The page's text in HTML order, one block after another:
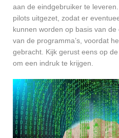
aan de eindgebruiker te
pilots uitgezet, zodat er
kunnen worden op basis van
van de programma’s, voordat
gebracht. Kijk gerust eens op
om een indruk te krijgen.